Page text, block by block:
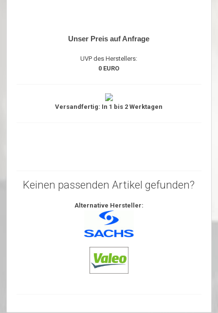
Unser Preis auf Anfrage
UVP des Herstellers:
0 EURO
Versandfertig: In 1 bis 2 Werktagen
Keinen passenden Artikel gefunden?
Alternative Hersteller: